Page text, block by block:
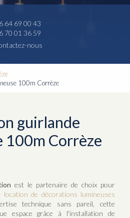
64 69 00 43
70 01 36 59
nous
100m Corrèze
guirlande
100m Corrèze
est le partenaire de choix pour
location de décorations lumineuses
technique sans pareil, cette
espace grâce à l'installation de